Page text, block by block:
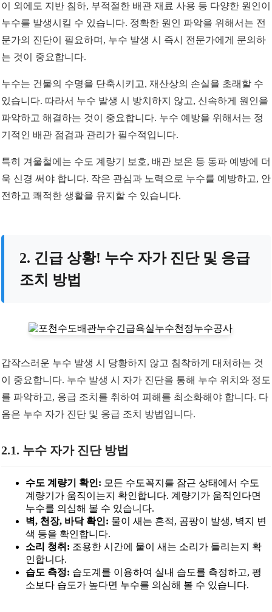
이 외에도 지반 침하, 부적절한 배관 재료 사용 등 다양한 원인이
누수를 발생시킬 수 있습니다. 정확한 원인 파악을 위해서는 전
문가의 진단이 필요하며, 누수 발생 시 즉시 전문가에게 문의하
는 것이 중요합니다.
누수는 건물의 수명을 단축시키고, 재산상의 손실을 초래할 수
있습니다. 따라서 누수 발생 시 방치하지 않고, 신속하게 원인을
파악하고 해결하는 것이 중요합니다. 누수 예방을 위해서는 정
기적인 배관 점검과 관리가 필수적입니다.
특히 겨울철에는 수도 계량기 보호, 배관 보온 등 동파 예방에 더
욱 신경 써야 합니다. 작은 관심과 노력으로 누수를 예방하고, 안
전하고 쾌적한 생활을 유지할 수 있습니다.
2. 긴급 상황! 누수 자가 진단 및 응급
조치 방법
갑작스러운 누수 발생 시 당황하지 않고 침착하게 대처하는 것
이 중요합니다. 누수 발생 시 자가 진단을 통해 누수 위치와 정도
를 파악하고, 응급 조치를 취하여 피해를 최소화해야 합니다. 다
음은 누수 자가 진단 및 응급 조치 방법입니다.
2.1. 누수 자가 진단 방법
수도 계량기 확인: 모든 수도꼭지를 잠근 상태에서 수도
계량기가 움직이는지 확인합니다. 계량기가 움직인다면
누수를 의심해 볼 수 있습니다.
벽, 천장, 바닥 확인: 물이 새는 흔적, 곰팡이 발생, 벽지 변
색 등을 확인합니다.
소리 청취: 조용한 시간에 물이 새는 소리가 들리는지 확
인합니다.
습도 측정: 습도계를 이용하여 실내 습도를 측정하고, 평
소보다 습도가 높다면 누수를 의심해 볼 수 있습니다.